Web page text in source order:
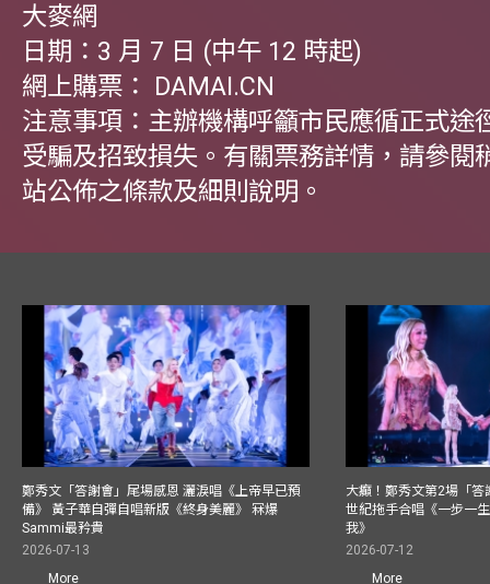
大麥網
日期：3 月 7 日 (中午 12 時起)
網上購票： DAMAI.CN
注意事項：主辦機構呼籲市民應循正式途
受騙及招致損失。有關票務詳情，請參閱
站公佈之條款及細則說明。
鄭秀文「答謝會」尾場感恩 灑淚唱《上帝早已預
備》 黃子華自彈自唱新版《終身美麗》 冧爆
Sammi最矜貴
2026-07-13
More
大癲！鄭秀文第2場「
世紀拖手合唱《一步一
我》
2026-07-12
More